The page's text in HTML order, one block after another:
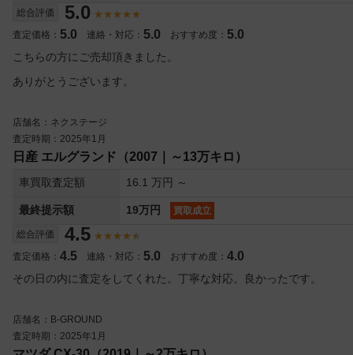
総合評価 5.0
査定価格： 5.0 連絡・対応： 5.0 おすすめ度： 5.0
こちらの方にご売却頂きました。
ありがとうございます。
店舗名：ネクステージ
査定時期：2025年1月
日産 エルグランド（2007｜～13万キロ）
車買取査定額 16.1 万円 ～
最終提示額 19万円 買取成立
総合評価 4.5
査定価格： 4.5 連絡・対応： 5.0 おすすめ度： 4.0
その日の内に査定をしてくれた。丁寧な対応。良かったです。
店舗名：B-GROUND
査定時期：2025年1月